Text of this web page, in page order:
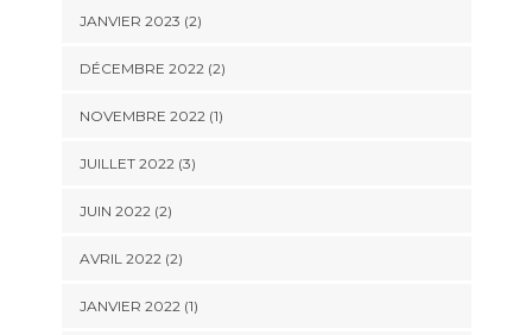
JANVIER 2023 (2)
DÉCEMBRE 2022(2)
NOVEMBRE 2022(1)
JUILLET 2022(3)
JUIN 2022(2)
AVRIL 2022(2)
JANVIER 2022(1)